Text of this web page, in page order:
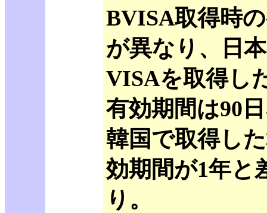
BVISA取得時
が異なり、日
VISAを取得し
有効期間は90
韓国で取得し
効期間が1年と
り。